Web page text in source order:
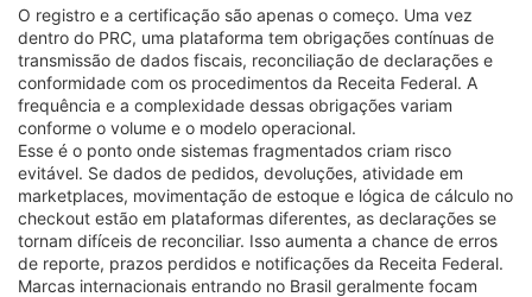
O registro e a certificação são apenas o começo. Uma vez
dentro do PRC, uma plataforma tem obrigações contínuas de
transmissão de dados fiscais, reconciliação de declarações e
conformidade com os procedimentos da Receita Federal. A
frequência e a complexidade dessas obrigações variam
conforme o volume e o modelo operacional.
Esse é o ponto onde sistemas fragmentados criam risco
evitável. Se dados de pedidos, devoluções, atividade em
marketplaces, movimentação de estoque e lógica de cálculo no
checkout estão em plataformas diferentes, as declarações se
tornam difíceis de reconciliar. Isso aumenta a chance de erros
de reporte, prazos perdidos e notificações da Receita Federal.
Marcas internacionais entrando no Brasil geralmente focam